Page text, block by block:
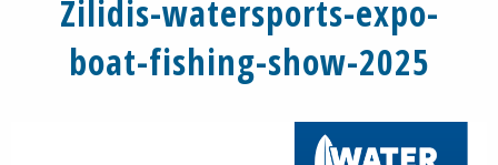
Zilidis-watersports-expo-
boat-fishing-show-2025